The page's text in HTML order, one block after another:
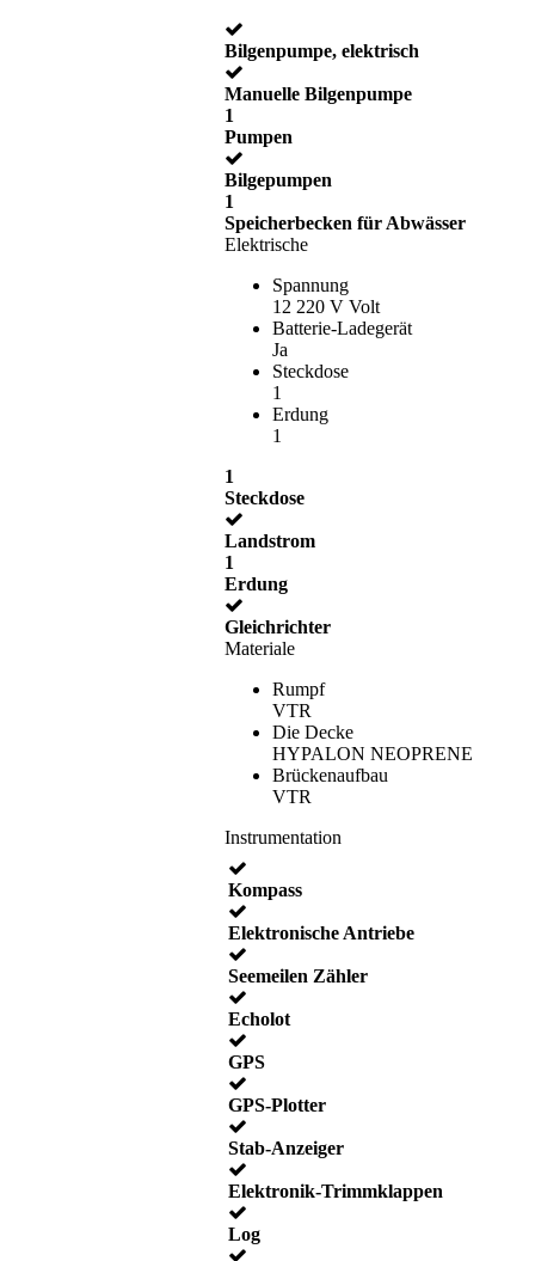
Bilgenpumpe, elektrisch
Manuelle Bilgenpumpe
1
Pumpen
Bilgepumpen
1
Speicherbecken für Abwässer
Elektrische
Spannung
12 220 V Volt
Batterie-Ladegerät
Ja
Steckdose
1
Erdung
1
1
Steckdose
Landstrom
1
Erdung
Gleichrichter
Materiale
Rumpf
VTR
Die Decke
HYPALON NEOPRENE
Brückenaufbau
VTR
Instrumentation
Kompass
Elektronische Antriebe
Seemeilen Zähler
Echolot
GPS
GPS-Plotter
Stab-Anzeiger
Elektronik-Trimmklappen
Log